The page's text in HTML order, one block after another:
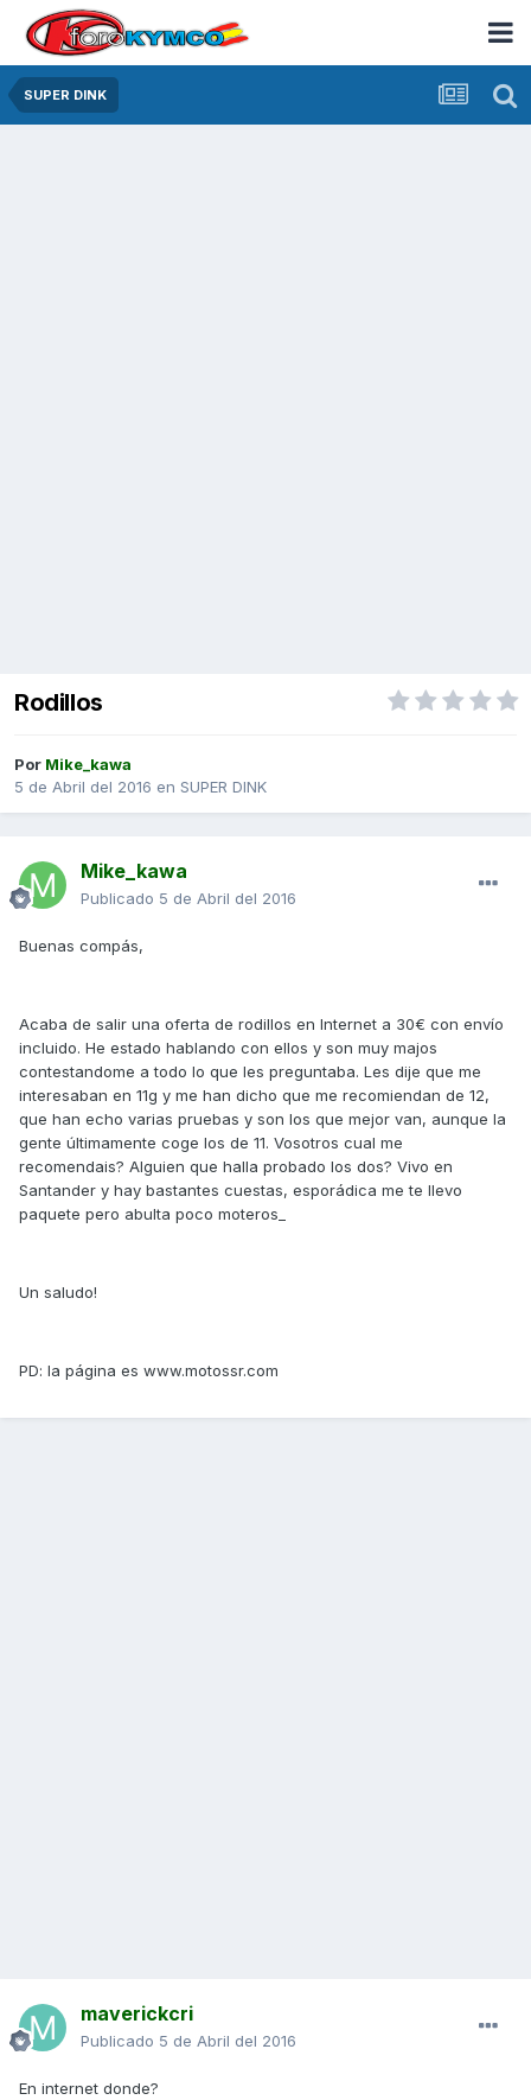
SUPER DINK
Rodillos
Por Mike_kawa
5 de Abril del 2016 en SUPER DINK
Mike_kawa
Publicado 5 de Abril del 2016
Buenas compás,
Acaba de salir una oferta de rodillos en Internet a 30€ con envío
incluido. He estado hablando con ellos y son muy majos
contestandome a todo lo que les preguntaba. Les dije que me
interesaban en 11g y me han dicho que me recomiendan de 12,
que han echo varias pruebas y son los que mejor van, aunque la
gente últimamente coge los de 11. Vosotros cual me
recomendais? Alguien que halla probado los dos? Vivo en
Santander y hay bastantes cuestas, esporádica me te llevo
paquete pero abulta poco moteros_
Un saludo!
PD: la página es www.motossr.com
maverickcri
Publicado 5 de Abril del 2016
En internet donde?